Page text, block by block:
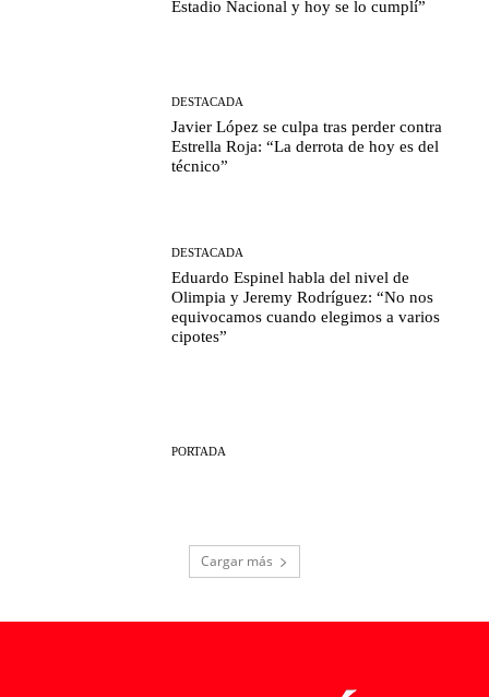
Estadio Nacional y hoy se lo cumplí”
DESTACADA
Javier López se culpa tras perder contra
Estrella Roja: “La derrota de hoy es del
técnico”
DESTACADA
Eduardo Espinel habla del nivel de
Olimpia y Jeremy Rodríguez: “No nos
equivocamos cuando elegimos a varios
cipotes”
PORTADA
Cargar más